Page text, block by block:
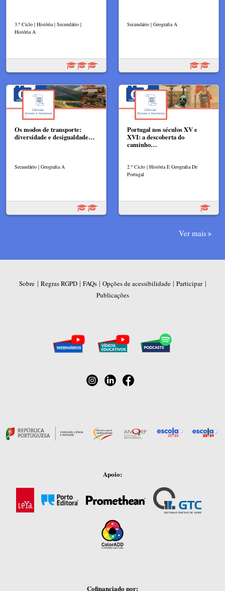
3.º Ciclo | História | Secundário |
História A
Secundário | Geografia A
Os modos de transporte:
diversidade e desigualdade…
Secundário | Geografia A
Portugal nos séculos XV e
XVI: a descoberta do
caminho…
2.º Ciclo | História E Geografia De
Portugal
Ver mais
Sobre | Regras RGPD| FAQs| Opções de acessibilidade| Participar|
Publicações
Apoio:
Cofinanciado por: